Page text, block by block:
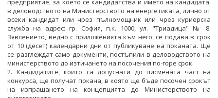
предприятие, за което се кандидатства и името на кандидата,
в деловодството на Министерството на енергетиката, лично от
всеки кандидат или чрез пълномощник или чрез куриерска
служба на адрес: гр. София, п.к. 1000, ул. "Триадица" № 8.
Зявлението, ведно с приложенията към него, се подава в срок
от 10 (десет) календарни дни от публикуване на поканата. Ще
се разглеждат само документи, постъпили в деловодството на
министерството до изтичането на посочения по-горе срок.
2. Кандидатите, които са допуснати до писмената част на
конкурса, ще получат покана, в която ще бъде посочен срокът
на изпращането на концепцията до Министерството на